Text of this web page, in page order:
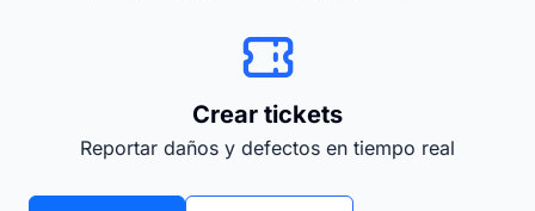
Crear tickets
Reportar daños y defectos en tiempo real